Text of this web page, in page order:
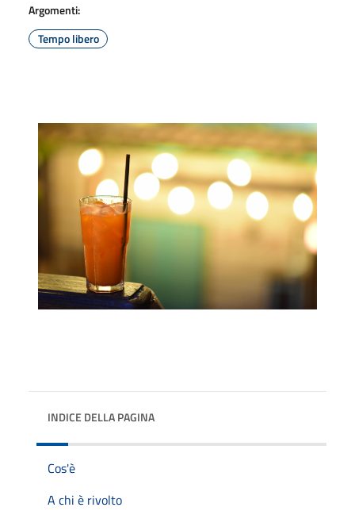
Argomenti:
Tempo libero
INDICE DELLA PAGINA
Cos'è
A chi è rivolto